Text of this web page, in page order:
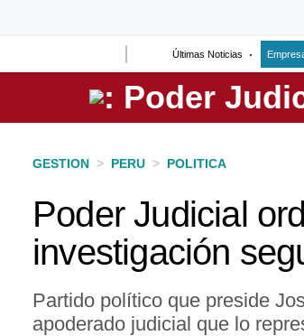
Últimas Noticias
GESTION > PERU > POLITICA
Poder Judicial
investigación
Partido político que preside
apoderado judicial que lo